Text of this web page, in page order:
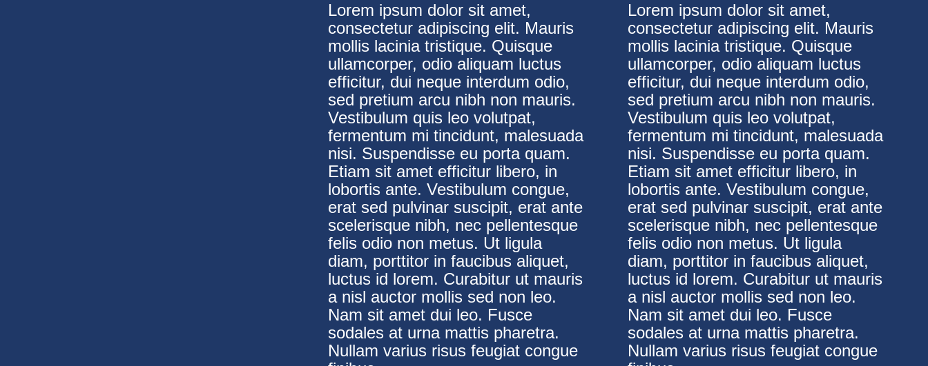
Lorem ipsum dolor sit amet,
consectetur adipiscing elit. Mauris
mollis lacinia tristique. Quisque
ullamcorper, odio aliquam luctus
efficitur, dui neque interdum odio,
sed pretium arcu nibh non mauris.
Vestibulum quis leo volutpat,
fermentum mi tincidunt, malesuada
nisi. Suspendisse eu porta quam.
Etiam sit amet efficitur libero, in
lobortis ante. Vestibulum congue,
erat sed pulvinar suscipit, erat ante
scelerisque nibh, nec pellentesque
felis odio non metus. Ut ligula
diam, porttitor in faucibus aliquet,
luctus id lorem. Curabitur ut mauris
a nisl auctor mollis sed non leo.
Nam sit amet dui leo. Fusce
sodales at urna mattis pharetra.
Nullam varius risus feugiat congue
Lorem ipsum dolor sit amet,
consectetur adipiscing elit. Mauris
mollis lacinia tristique. Quisque
ullamcorper, odio aliquam luctus
efficitur, dui neque interdum odio,
sed pretium arcu nibh non mauris.
Vestibulum quis leo volutpat,
fermentum mi tincidunt, malesuada
nisi. Suspendisse eu porta quam.
Etiam sit amet efficitur libero, in
lobortis ante. Vestibulum congue,
erat sed pulvinar suscipit, erat ante
scelerisque nibh, nec pellentesque
felis odio non metus. Ut ligula
diam, porttitor in faucibus aliquet,
luctus id lorem. Curabitur ut mauris
a nisl auctor mollis sed non leo.
Nam sit amet dui leo. Fusce
sodales at urna mattis pharetra.
Nullam varius risus feugiat congue